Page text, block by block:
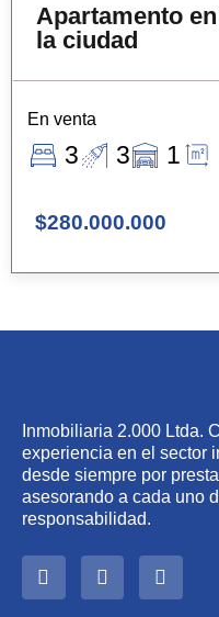
Apartamento
la ciudad
En venta
3 3 1
$280.000.000
Inmobiliaria 2.000 Ltda.
experiencia en el sector
desde siempre por
asesorando a cada uno
responsabilidad.